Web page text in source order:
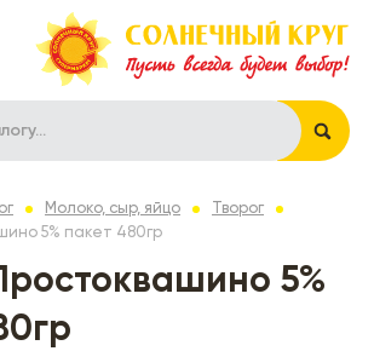
Молоко, сыр, яйцо
Творог
5% пакет 480гр
5%